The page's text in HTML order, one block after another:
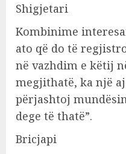
Shigjetari
Kombinime
ato që do të
në vazhdim e këtij
megjithatë, ka një
përjashtoj
dege të thatë”.
Bricjapi